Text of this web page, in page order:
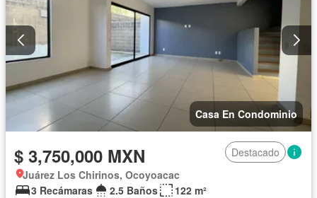
Casa En Condominio
$ 3,750,000 MXN
Destacado
Juárez Los Chirinos, Ocoyoacac
3 Recámaras
2.5 Baños
122 m²